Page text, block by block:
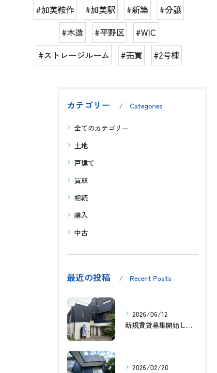
#加美鞍作 #加美駅 #新築
#分譲
#木造
#平野区
#WIC
#ストレージルーム
#売買 #2号棟
カテゴリー Categories
全てのカテゴリー
土地
戸建て
買取
相続
購入
中古
最近の投稿 Recent Posts
2026/06/12
新規賃貸募集開始しました！
2026/02/20